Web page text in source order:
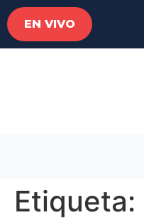
EN VIVO
Etiqueta: